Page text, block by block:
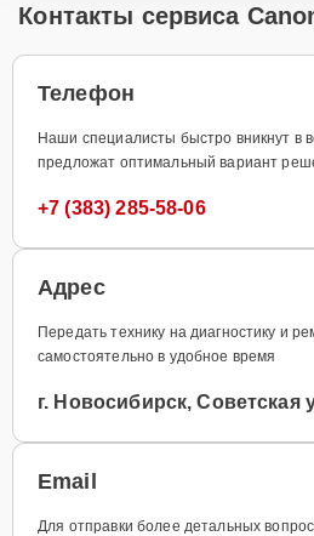
Контакты сервиса
Телефон
Наши специалисты быстро вникнут в
предложат оптимальный вариант
+7 (383) 285-58-06
Адрес
Передать технику на диагностику и
самостоятельно в удобное время
г. Новосибирск, Советская
Email
Для отправки более детальных